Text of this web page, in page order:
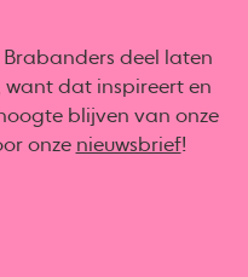
Brabanders deel laten
want dat inspireert en
blijven van onze
onze nieuwsbrief!